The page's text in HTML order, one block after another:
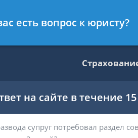
на сайте в течение
есть вопрос к юристу?